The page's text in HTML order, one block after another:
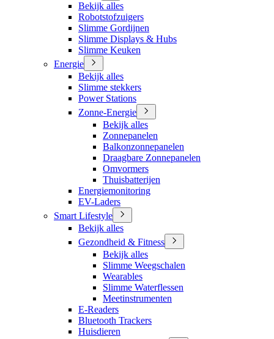
Bekijk alles
Robotstofzuigers
Slimme Gordijnen
Slimme Displays & Hubs
Slimme Keuken
Energie
Bekijk alles
Slimme stekkers
Power Stations
Zonne-Energie
Bekijk alles
Zonnepanelen
Balkonzonnepanelen
Draagbare Zonnepanelen
Omvormers
Thuisbatterijen
Energiemonitoring
EV-Laders
Smart Lifestyle
Bekijk alles
Gezondheid & Fitness
Bekijk alles
Slimme Weegschalen
Wearables
Slimme Waterflessen
Meetinstrumenten
E-Readers
Bluetooth Trackers
Huisdieren